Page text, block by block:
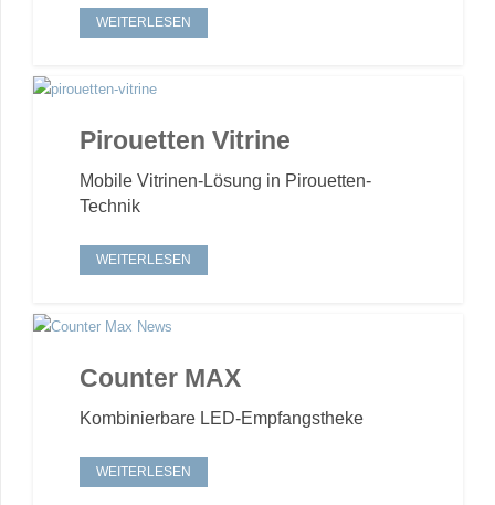
WEITERLESEN
Pirouetten Vitrine
Mobile Vitrinen-Lösung in Pirouetten-
Technik
WEITERLESEN
Counter MAX
Kombinierbare LED-Empfangstheke
WEITERLESEN